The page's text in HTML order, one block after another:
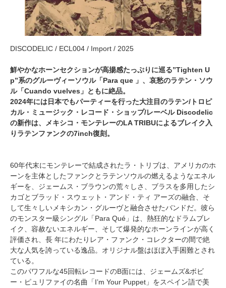
DISCODELIC / ECL004 / Import / 2025
鮮やかなホーンセクションが高揚感たっぷりに巡る”Tighten U
p”系のグルーヴィーソウル「Para que 」、哀愁のラテン・ソウ
ル「Cuando vuelves」ともに絶品。
2024年には日本でもパーティーを行った大注目のラテン/トロピ
カル・ミュージック・レコード・ショップ/レーベル Discodelic
の新作は、メキシコ・モンテレーのLA TRIBUによるブレイク入
りラテンファンクの7inch復刻。
60年代末にモンテレーで結成されたラ・トリブは、アメリカのホ
ーンを主体としたファンクとラテンソウルの燃えるようなエネル
ギーを、ジェームス・ブラウンの荒々しさ、ブラスを多用したシ
カゴとブラッド・スウェット・アンド・ティ アーズの融合、そ
して生々しいメキシカン・グルーヴと融合させたバンドだ。彼ら
のモンスター級シングル「Para Qué」は、熱狂的なドラムブレ
イク、容赦ないエネルギー、そして爆発的なホーンラインが高く
評価され、長 年にわたりレア・ファンク・コレクターの間で絶
大な人気を誇っている逸品。オリジナル盤はほぼ入手困難とされ
ている。
このパワフルな45回転レコードのB面には、ジェームズ&ボビ
ー・ピュリファイの名曲「I’m Your Puppet」をスペイン語で美